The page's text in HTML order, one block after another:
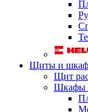
Щиты и
Щит
Шкафы